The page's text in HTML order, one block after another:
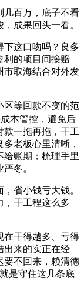
百万，底子不看
成果回头一看。
这口吻吗？良多
利的项目间接赔
市取海结合对外发
等回款不变的范
本管控，避免后
款一拖再拖，干工
老板心里清晰，
给账期；梳理手里
冬。
省小钱亏大钱。
，干工程这么多
干得越多、亏得
出来的实正在经
要不回来，赖清德
是守住这几条底